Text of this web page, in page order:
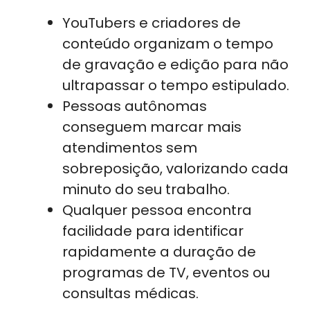
YouTubers e criadores de
conteúdo organizam o tempo
de gravação e edição para não
ultrapassar o tempo estipulado.
Pessoas autônomas
conseguem marcar mais
atendimentos sem
sobreposição, valorizando cada
minuto do seu trabalho.
Qualquer pessoa encontra
facilidade para identificar
rapidamente a duração de
programas de TV, eventos ou
consultas médicas.